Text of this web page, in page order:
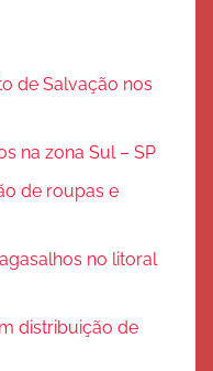
de Salvação nos
na zona Sul – SP
de roupas e
no litoral
distribuição de